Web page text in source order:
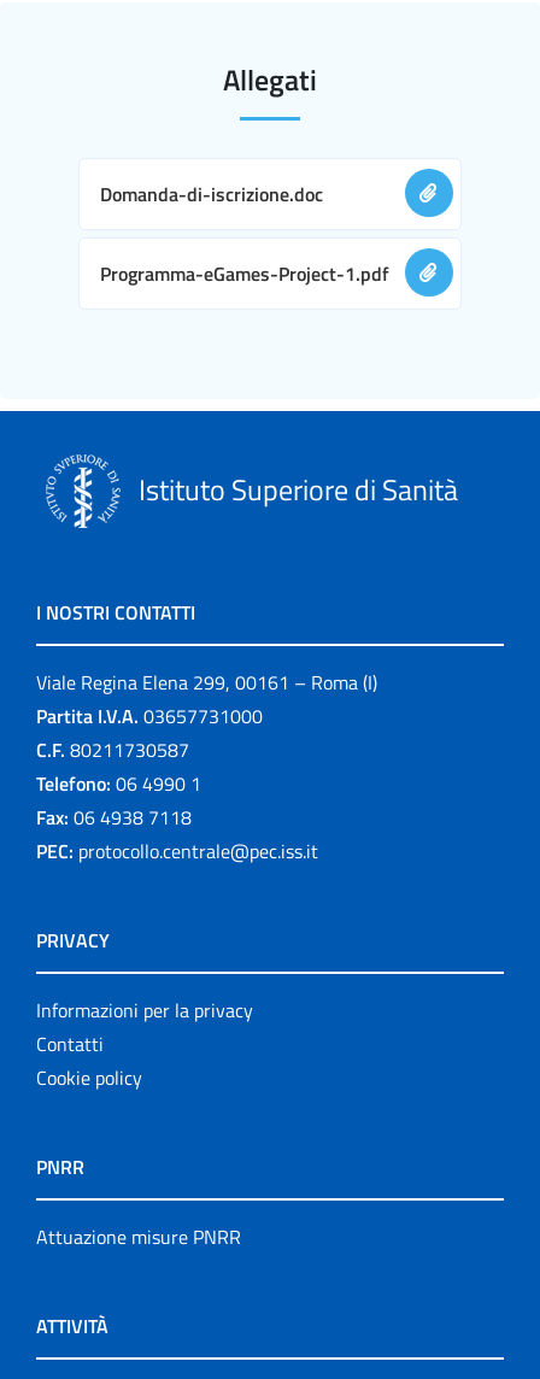
Allegati
Domanda-di-iscrizione.doc
Programma-eGames-Project-1.pdf
Istituto Superiore di Sanità
I NOSTRI CONTATTI
Viale Regina Elena 299, 00161 – Roma (I)
Partita I.V.A. 03657731000
C.F. 80211730587
Telefono: 06 4990 1
Fax: 06 4938 7118
PEC: protocollo.centrale@pec.iss.it
PRIVACY
Informazioni per la privacy
Contatti
Cookie policy
PNRR
Attuazione misure PNRR
ATTIVITÀ